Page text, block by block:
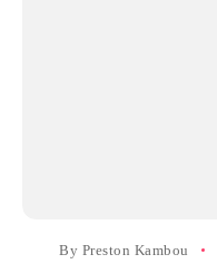
By Preston Kambou